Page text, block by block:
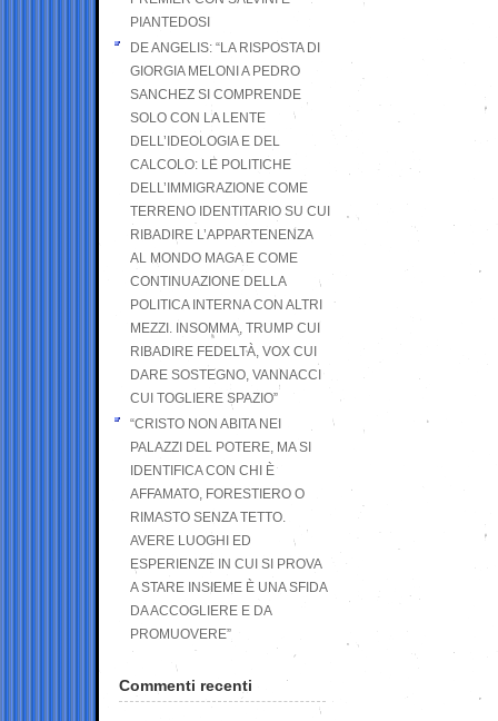
PIANTEDOSI
DE ANGELIS: “LA RISPOSTA DI
GIORGIA MELONI A PEDRO
SANCHEZ SI COMPRENDE
SOLO CON LA LENTE
DELL’IDEOLOGIA E DEL
CALCOLO: LE POLITICHE
DELL’IMMIGRAZIONE COME
TERRENO IDENTITARIO SU CUI
RIBADIRE L’APPARTENENZA
AL MONDO MAGA E COME
CONTINUAZIONE DELLA
POLITICA INTERNA CON ALTRI
MEZZI. INSOMMA, TRUMP CUI
RIBADIRE FEDELTÀ, VOX CUI
DARE SOSTEGNO, VANNACCI
CUI TOGLIERE SPAZIO”
“CRISTO NON ABITA NEI
PALAZZI DEL POTERE, MA SI
IDENTIFICA CON CHI È
AFFAMATO, FORESTIERO O
RIMASTO SENZA TETTO.
AVERE LUOGHI ED
ESPERIENZE IN CUI SI PROVA
A STARE INSIEME È UNA SFIDA
DA ACCOGLIERE E DA
PROMUOVERE”
Commenti recenti